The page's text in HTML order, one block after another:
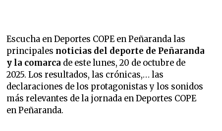
Escucha en Deportes COPE en Peñaranda las
principales noticias del deporte de Peñaranda
y la comarca de este lunes, 20 de octubre de
2025. Los resultados, las crónicas,… las
declaraciones de los protagonistas y los sonidos
más relevantes de la jornada en Deportes COPE
en Peñaranda.